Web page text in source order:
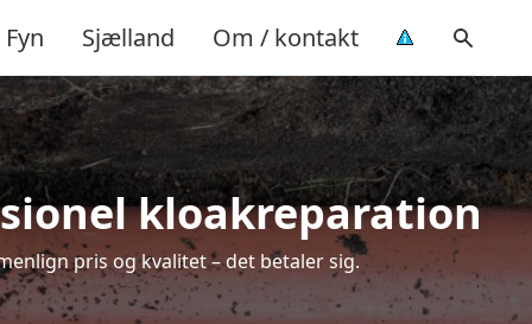
Fyn Sjælland Om / kontakt
kloakreparation
pris og kvalitet – det betaler sig.